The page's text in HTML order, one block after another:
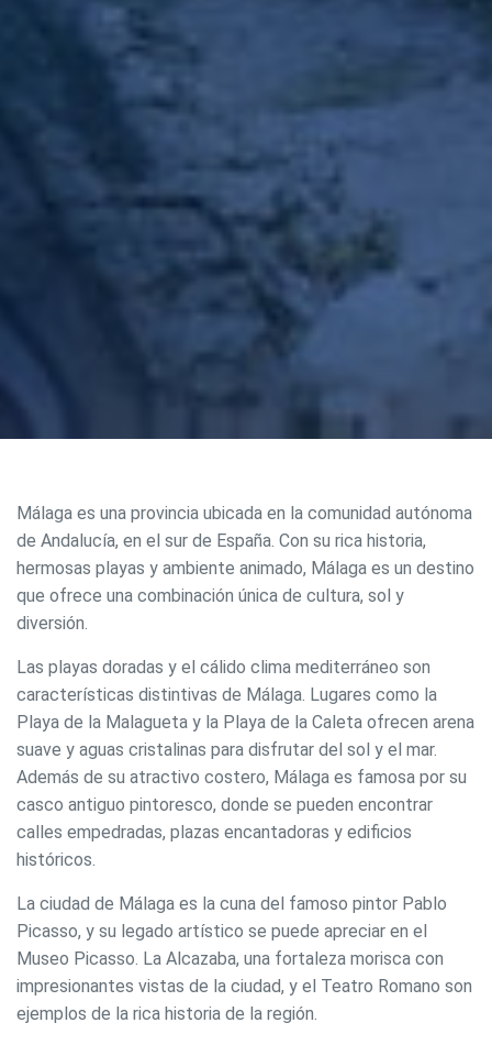
Málaga es una provincia ubicada en la comunidad autónoma
de Andalucía, en el sur de España. Con su rica historia,
hermosas playas y ambiente animado, Málaga es un destino
que ofrece una combinación única de cultura, sol y
diversión.
Las playas doradas y el cálido clima mediterráneo son
características distintivas de Málaga. Lugares como la
Playa de la Malagueta y la Playa de la Caleta ofrecen arena
suave y aguas cristalinas para disfrutar del sol y el mar.
Además de su atractivo costero, Málaga es famosa por su
casco antiguo pintoresco, donde se pueden encontrar
calles empedradas, plazas encantadoras y edificios
históricos.
La ciudad de Málaga es la cuna del famoso pintor Pablo
Picasso, y su legado artístico se puede apreciar en el
Museo Picasso. La Alcazaba, una fortaleza morisca con
impresionantes vistas de la ciudad, y el Teatro Romano son
ejemplos de la rica historia de la región.